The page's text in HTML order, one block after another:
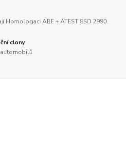
Homologaci ABE + ATEST 8SD 2990.
clony
automobilů